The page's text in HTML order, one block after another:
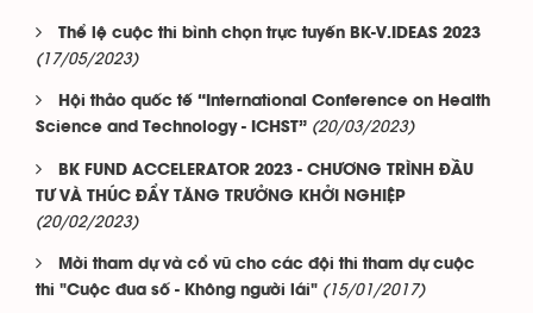
Thể lệ cuộc thi bình chọn trực tuyến BK-V.IDEAS 2023
(17/05/2023)
Hội thảo quốc tế “International Conference on Health
Science and Technology - ICHST” (20/03/2023)
BK FUND ACCELERATOR 2023 - CHƯƠNG TRÌNH ĐẦU
TƯ VÀ THÚC ĐẨY TĂNG TRƯỞNG KHỞI NGHIỆP
(20/02/2023)
Mời tham dự và cổ vũ cho các đội thi tham dự cuộc
thi "Cuộc đua số - Không người lái" (15/01/2017)